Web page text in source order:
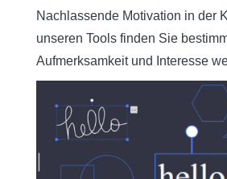
Nachlassende Motivation in der
unseren Tools finden Sie
Aufmerksamkeit und Interesse